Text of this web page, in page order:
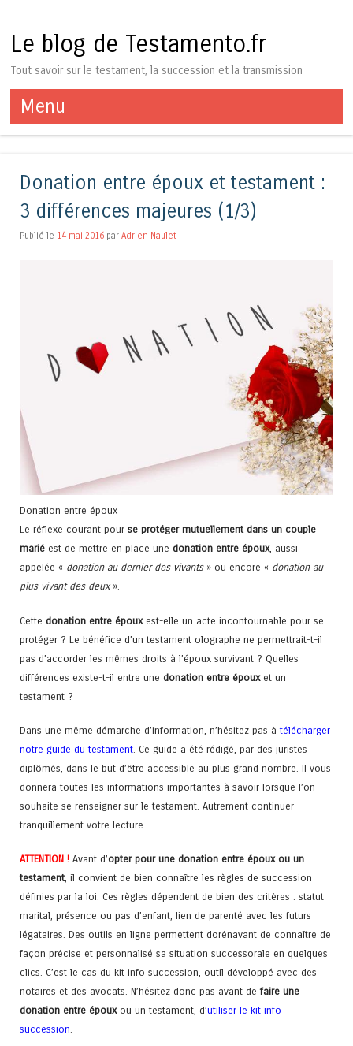
Le blog de Testamento.fr
Tout savoir sur le testament, la succession et la transmission
Menu
Aller au contenu
Donation entre époux et testament :
3 différences majeures (1/3)
Publié le 14 mai 2016 par Adrien Naulet
Donation entre époux
Le réflexe courant pour se protéger mutuellement dans un couple
marié est de mettre en place une donation entre époux, aussi
appelée « donation au dernier des vivants» ou encore « donation au
plus vivant des deux».
Cette donation entre épouxest-elle un acte incontournable pour se
protéger ? Le bénéfice d’un testament olographe ne permettrait-t-il
pas d’accorder les mêmes droits à l’époux survivant ? Quelles
différences existe-t-il entre une donation entre épouxet un
testament ?
Dans une même démarche d’information, n’hésitez pas àtélécharger
notre guide du testament . Ce guide a été rédigé, par des juristes
diplômés, dans le but d’être accessible au plus grand nombre. Il vous
donnera toutes les informations importantes à savoir lorsque l’on
souhaite se renseigner sur le testament. Autrement continuer
tranquillement votre lecture.
ATTENTION ! Avant d’opter pour une donation entre époux ou un
testament , il convient de bien connaître les règles de succession
définies par la loi. Ces règles dépendent de bien des critères : statut
marital, présence ou pas d’enfant, lien de parenté avec les futurs
légataires. Des outils en ligne permettent dorénavant de connaître de
façon précise et personnalisé sa situation successorale en quelques
clics. C’est le cas du kit info succession, outil développé avec des
notaires et des avocats. N’hésitez donc pas avant defaire une
donation entre épouxou un testament, d’utiliser le kit info
succession